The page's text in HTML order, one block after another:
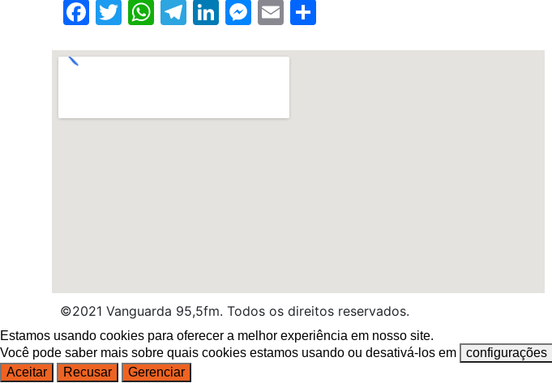
Facebook
Twitter
WhatsApp
Telegram
LinkedIn
Messenger
Email
©2021 Vanguarda 95,5fm. Todos os direitos reservados.
Estamos usando cookies para oferecer a melhor experiência em nosso site.
Você pode saber mais sobre quais cookies estamos usando ou desativá-los em
configurações
Aceitar
Recusar Gerenciar